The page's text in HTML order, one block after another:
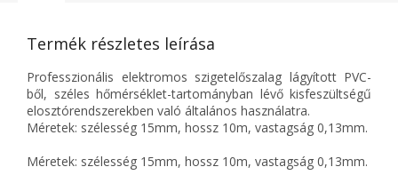
Termék részletes leírása
Professzionális elektromos szigetelőszalag lágyított PVC-
ből, széles hőmérséklet-tartományban lévő kisfeszültségű
elosztórendszerekben való általános használatra.
Méretek: szélesség 15mm, hossz 10m, vastagság 0,13mm.
Méretek: szélesség 15mm, hossz 10m, vastagság 0,13mm.